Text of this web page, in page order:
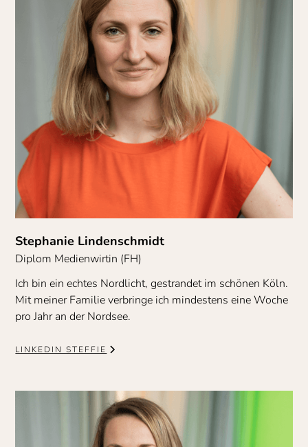
Stephanie Lindenschmidt
Diplom Medienwirtin (FH)
Ich bin ein echtes Nordlicht, gestrandet im schönen Köln.
Mit meiner Familie verbringe ich mindestens eine Woche
pro Jahr an der Nordsee.
LINKEDIN STEFFIE